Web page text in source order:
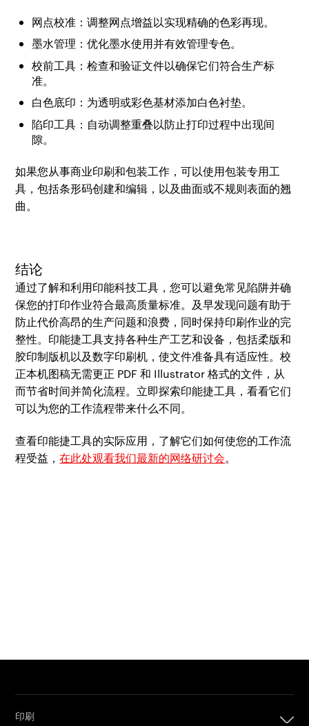
网点校准：调整网点增益以实现精确的色彩再现。
墨水管理：优化墨水使用并有效管理专色。
校前工具：检查和验证文件以确保它们符合生产标
准。
白色底印：为透明或彩色基材添加白色衬垫。
陷印工具：自动调整重叠以防止打印过程中出现间
隙。
如果您从事商业印刷和包装工作，可以使用包装专用工
具，包括条形码创建和编辑，以及曲面或不规则表面的翘
曲。
结论
通过了解和利用印能科技工具，您可以避免常见陷阱并确
保您的打印作业符合最高质量标准。及早发现问题有助于
防止代价高昂的生产问题和浪费，同时保持印刷作业的完
整性。印能捷工具支持各种生产工艺和设备，包括柔版和
胶印制版机以及数字印刷机，使文件准备具有适应性。校
正本机图稿无需更正 PDF 和 Illustrator 格式的文件，从
而节省时间并简化流程。立即探索印能捷工具，看看它们
可以为您的工作流程带来什么不同。
查看印能捷工具的实际应用，了解它们如何使您的工作流
程受益，在此处观看我们最新的网络研讨会。
印刷